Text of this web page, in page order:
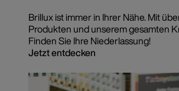
Brillux ist immer in Ihrer Nähe. Mit
Produkten und unserem gesamten
Finden Sie Ihre Niederlassung!
Jetzt entdecken